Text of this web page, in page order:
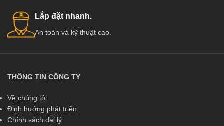
Lắp đặt nhanh.
An toàn và kỹ thuật cao.
THÔNG TIN CÔNG TY
Về chúng tôi
Định hướng phát triển
Chính sách đại lý